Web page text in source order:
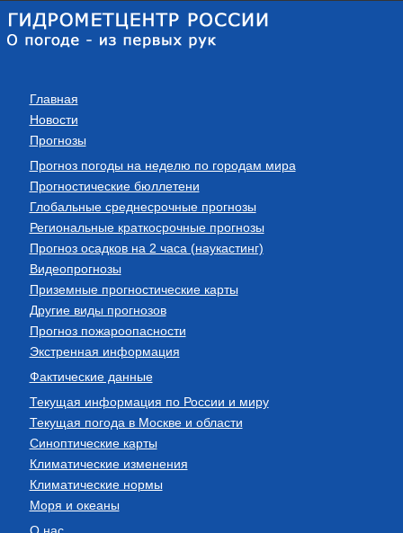
Главная
Новости
Прогнозы
Прогноз погоды на неделю по городам мира
Прогностические бюллетени
Глобальные среднесрочные прогнозы
Региональные краткосрочные прогнозы
Прогноз осадков на 2 часа (наукастинг)
Видеопрогнозы
Приземные прогностические карты
Другие виды прогнозов
Прогноз пожароопасности
Экстренная информация
Фактические данные
Текущая информация по России и миру
Текущая погода в Москве и области
Синоптические карты
Климатические изменения
Климатические нормы
Моря и океаны